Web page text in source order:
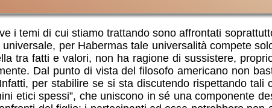
i temi di cui stiamo trattando sono affrontati
per Habermas tale universalità compete
tra fatti e valori, non ha ragione di sussistere,
Dal punto di vista del filosofo americano non
per stabilire se si sta discutendo rispettando
etici spessi”, che uniscono in sé una componente